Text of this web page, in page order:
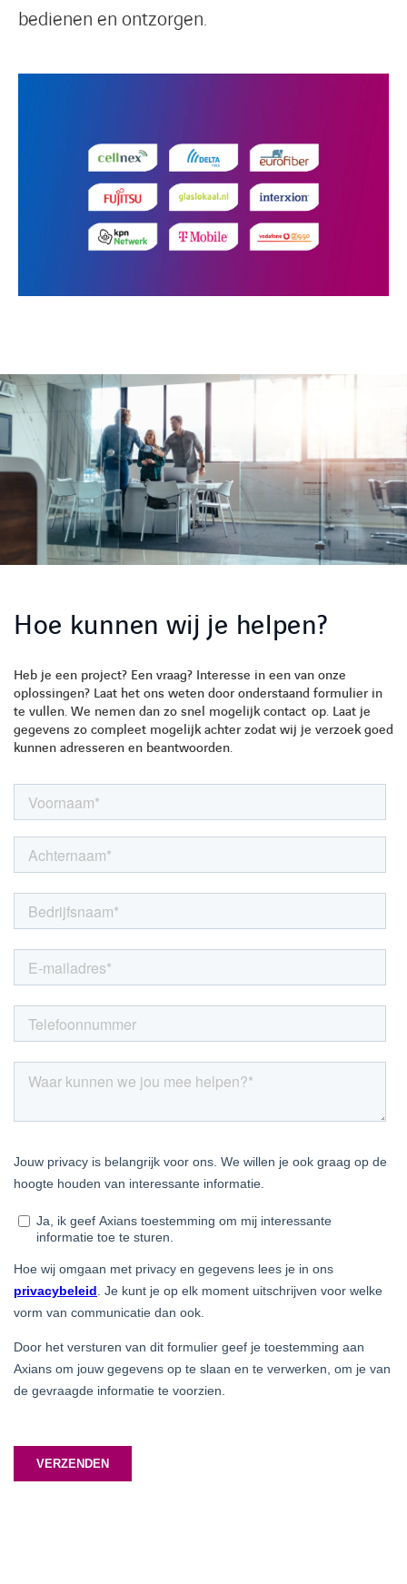
LINKEDINYOUTUBEFACEBOOKTWITTER
bedienen en ontzorgen.
Hoe kunnen wij je helpen?
Heb je een project? Een vraag? Interesse in een van onze
oplossingen? Laat het ons weten door onderstaand formulier in
te vullen. We nemen dan zo snel mogelijk contact op. Laat je
gegevens zo compleet mogelijk achter zodat wij je verzoek goed
kunnen adresseren en beantwoorden.